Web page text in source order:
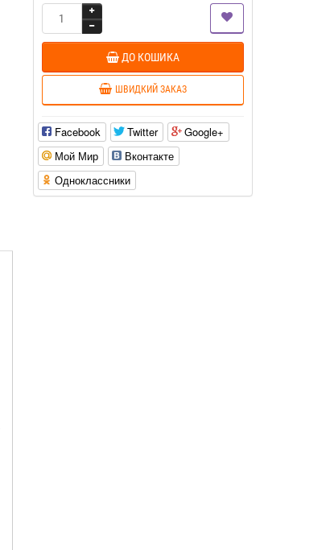
ДО КОШИКА
ШВИДКИЙ ЗАКАЗ
Facebook Twitter
Google+
Мой Мир
Вконтакте
Одноклассники